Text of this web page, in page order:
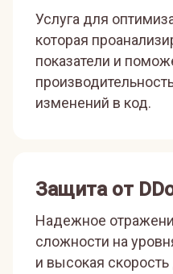
Услуга для
которая
показатели и
изменений в код.
Защита от
Надежное
сложности на
и высокая скорость